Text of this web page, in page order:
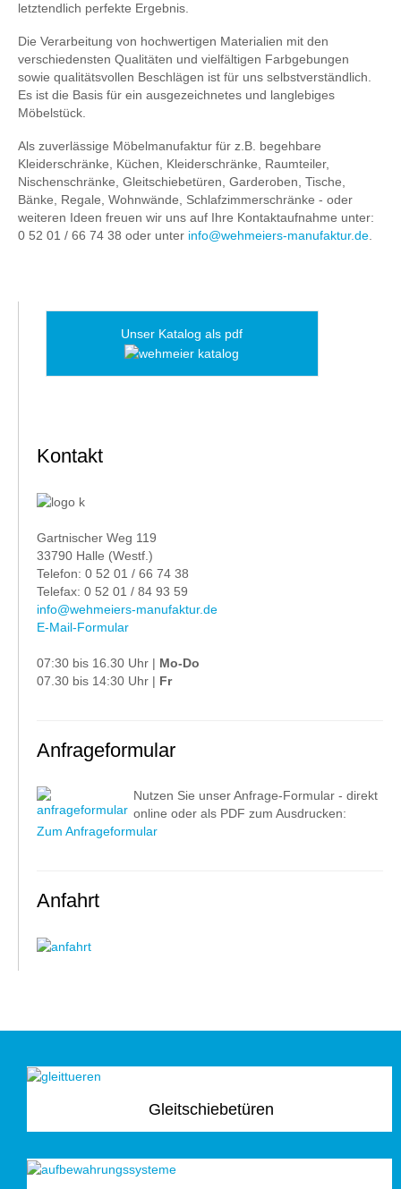
letztendlich perfekte Ergebnis.
Die Verarbeitung von hochwertigen Materialien mit den
verschiedensten Qualitäten und vielfältigen Farbgebungen
sowie qualitätsvollen Beschlägen ist für uns selbstverständlich.
Es ist die Basis für ein ausgezeichnetes und langlebiges
Möbelstück.
Als zuverlässige Möbelmanufaktur für z.B. begehbare
Kleiderschränke, Küchen, Kleiderschränke, Raumteiler,
Nischenschränke, Gleitschiebetüren, Garderoben, Tische,
Bänke, Regale, Wohnwände, Schlafzimmerschränke - oder
weiteren Ideen freuen wir uns auf Ihre Kontaktaufnahme unter:
0 52 01 / 66 74 38 oder unter info@wehmeiers-manufaktur.de.
Unser Katalog als pdf
Kontakt
Gartnischer Weg 119
33790 Halle (Westf.)
Telefon: 0 52 01 / 66 74 38
Telefax: 0 52 01 / 84 93 59
info@wehmeiers-manufaktur.de
E-Mail-Formular
07:30 bis 16.30 Uhr | Mo-Do
07.30 bis 14:30 Uhr | Fr
Anfrageformular
Nutzen Sie unser Anfrage-Formular - direkt
online oder als PDF zum Ausdrucken:
Zum Anfrageformular
Anfahrt
Gleitschiebetüren